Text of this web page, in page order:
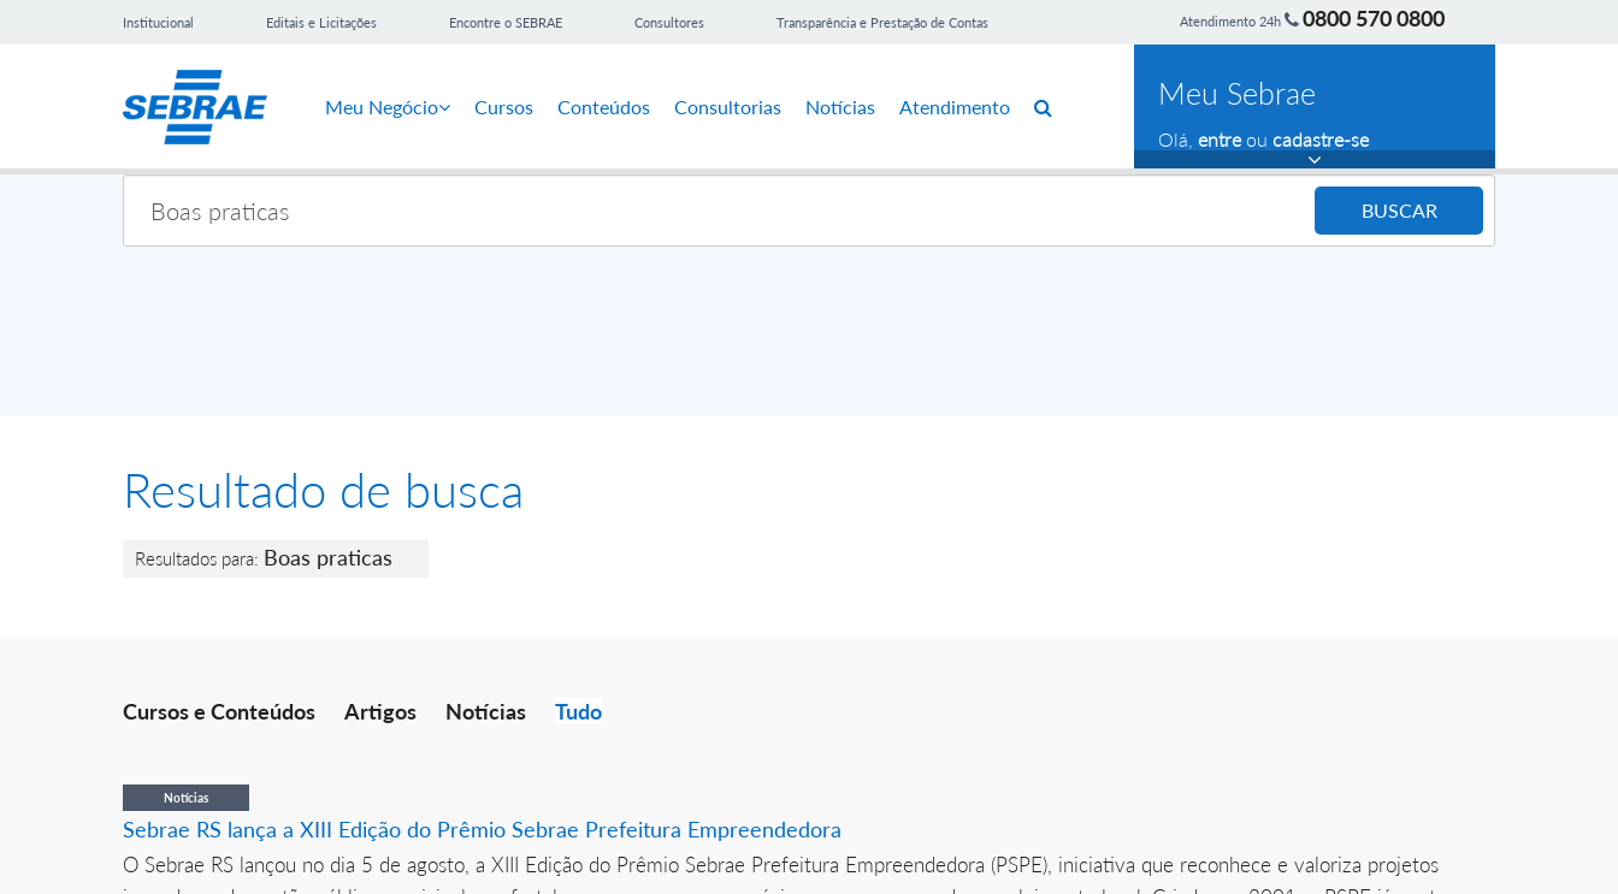
Institucional Editais e Licitações Encontre o SEBRAE Consultores Transparência e Prestação de Contas Atendimento 24h 0800 570 0800
Meu Negócio Cursos Conteúdos Consultorias Notícias Atendimento Meu Sebrae
Olá, entreou cadastre-se
BUSCAR
Resultado de busca
Resultados para: Boas praticas
Cursos e Conteúdos Artigos Notícias Tudo
Notícias
Sebrae RS lança a XIII Edição do Prêmio Sebrae Prefeitura Empreendedora
O Sebrae RS lançou no dia 5 de agosto, a XIII Edição do Prêmio Sebrae Prefeitura Empreendedora (PSPE), iniciativa que reconhece e valoriza projetos